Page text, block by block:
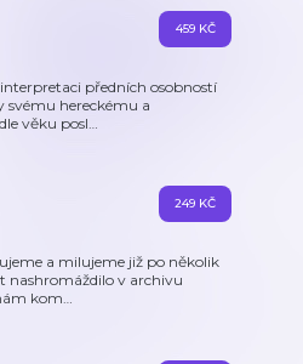
předních osobností
svému hereckému a
věku posl…
459 KČ
a milujeme již po několik
nashromáždilo v archivu
kom…
249 KČ